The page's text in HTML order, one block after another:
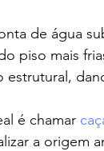
de água
piso mais
estrutural,
é chamar
a origem